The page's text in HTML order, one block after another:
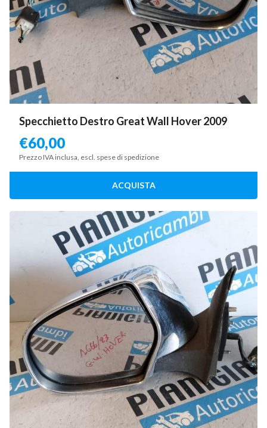
Specchietto Destro Great Wall Hover 2009
€60,00
Prezzo IVA inclusa, escl. spese di spedizione
ACQUISTA